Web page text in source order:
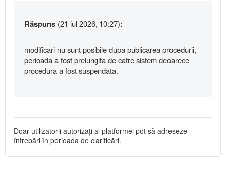
Răspuns (21 iul 2026, 10:27):
modificari nu sunt posibile dupa publicarea procedurii,
perioada a fost prelungita de catre sistem deoarece
procedura a fost suspendata.
Doar utilizatorii autorizați ai platformei pot să adreseze
întrebări în perioada de clarificări.